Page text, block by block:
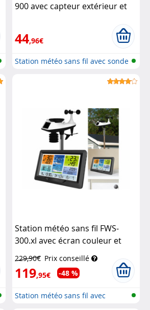
900 avec capteur extérieur et
44,96€
Station météo sans fil avec sonde
Station météo sans fil FWS-
300.xl avec écran couleur et
station de mesure extérieure
Infactory
229,90€ Prix conseillé
119,95€ -48 %
Station météo sans fil avec